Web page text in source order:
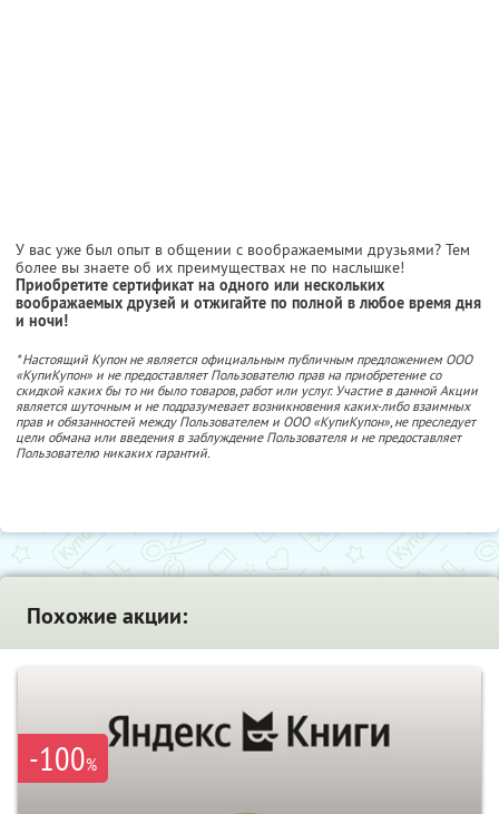
У вас уже был опыт в общении с воображаемыми друзьями? Тем
более вы знаете об их преимуществах не по наслышке!
Приобретите сертификат на одного или нескольких
воображаемых друзей и отжигайте по полной в любое время дня
и ночи!
* Настоящий Купон не является официальным публичным предложением ООО
«КупиКупон» и не предоставляет Пользователю прав на приобретение со
скидкой каких бы то ни было товаров, работ или услуг. Участие в данной Акции
является шуточным и не подразумевает возникновения каких-либо взаимных
прав и обязанностей между Пользователем и ООО «КупиКупон», не преследует
цели обмана или введения в заблуждение Пользователя и не предоставляет
Пользователю никаких гарантий.
Похожие акции:
-100%